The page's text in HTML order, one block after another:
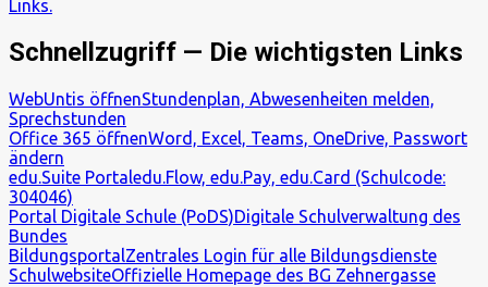
Links.
Schnellzugriff — Die wichtigsten Links
WebUntis öffnenStundenplan, Abwesenheiten melden,
Sprechstunden
Office 365 öffnenWord, Excel, Teams, OneDrive, Passwort
ändern
edu.Suite Portaledu.Flow, edu.Pay, edu.Card (Schulcode:
304046)
Portal Digitale Schule (PoDS)Digitale Schulverwaltung des
Bundes
BildungsportalZentrales Login für alle Bildungsdienste
SchulwebsiteOffizielle Homepage des BG Zehnergasse